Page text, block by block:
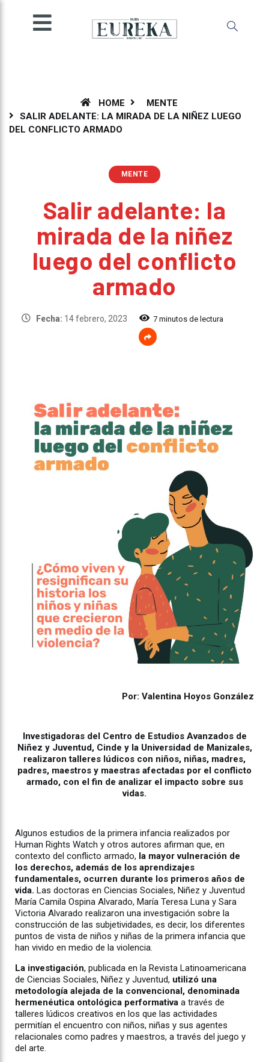
INGENIO
OPINIÓN
HOME
MENTE
SALIR ADELANTE: LA MIRADA DE LA NIÑEZ LUEGO
DEL CONFLICTO ARMADO
MENTE
Salir adelante: la
mirada de la niñez
luego del conflicto
armado
Fecha: 14 febrero, 2023 7 minutos de lectura
Por: Valentina Hoyos González
Investigadoras del Centro de Estudios Avanzados de
Niñez y Juventud, Cinde y la Universidad de Manizales,
realizaron talleres lúdicos con niños, niñas, madres,
padres, maestros y maestras afectadas por el conflicto
armado, con el fin de analizar el impacto sobre sus
vidas.
Algunos estudios de la primera infancia realizados por
Human Rights Watch y otros autores afirman que, en
contexto del conflicto armado, la mayor vulneración de
los derechos, además de los aprendizajes
fundamentales, ocurren durante los primeros años de
vida. Las doctoras en Ciencias Sociales, Niñez y Juventud
María Camila Ospina Alvarado, María Teresa Luna y Sara
Victoria Alvarado realizaron una investigación sobre la
construcción de las subjetividades, es decir, los diferentes
puntos de vista de niños y niñas de la primera infancia que
han vivido en medio de la violencia.
La investigación, publicada en la Revista Latinoamericana
de Ciencias Sociales, Niñez y Juventud, utilizó una
metodología alejada de la convencional, denominada
hermenéutica ontológica performativa a través de
talleres lúdicos creativos en los que las actividades
permitían el encuentro con niños, niñas y sus agentes
relacionales como padres y maestros, a través del juego y
del arte.